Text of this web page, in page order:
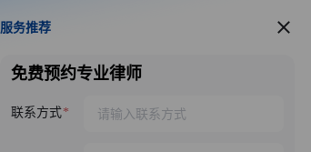
服务推荐
服务推荐
免费预约专业律师
联系方式